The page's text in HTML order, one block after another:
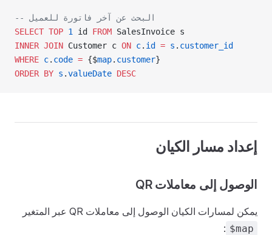
-- البحث عن آخر فاتورة للعميل
SELECT TOP 1 id FROM SalesInvoice s
INNER JOIN Customer c ON c. id = s . customer_id
WHERE c. code = {$map. customer}
ORDER BY s .valueDate DESC
إعداد مسار الكيان
الوصول إلى معاملات QR
يمكن لمسارات الكيان الوصول إلى معاملات QR عبر المتغير
$map
: